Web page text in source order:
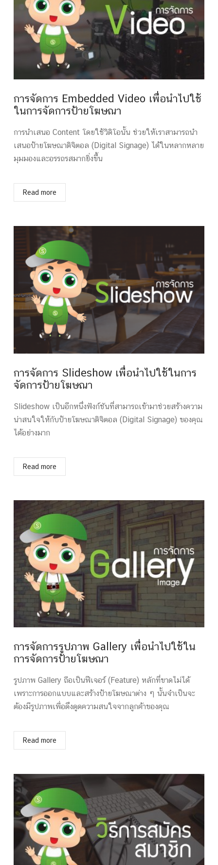
การจัดการ Embedded Video เพื่อนำไปใช้
ในการจัดการป้ายโฆษณา
การนำเสนอ Content โดยใช้วิดิโอนั้น ช่วยให้เราสามารถนำ
เสนอป้ายโฆษณาดิจิตอล (Digital Signage) ได้ในหลากหลาย
มุมมองและอรรถรสมากยิ่งขึ้น
Read more
การจัดการ Slideshow เพื่อนำไปใช้ในการ
จัดการป้ายโฆษณา
Slideshow เป็นอีกหนึ่งฟังก์ชันที่สามารถเข้ามาช่วยสร้างความ
น่าสนใจให้กับป้ายโฆษณาดิจิตอล (Digital Signage) ของคุณ
ได้อย่างมาก
Read more
การจัดการรูปภาพ Gallery เพื่อนำไปใช้ใน
การจัดการป้ายโฆษณา
รูปภาพ Gallery ถือเป็นฟีเจอร์​ (Feature) หลักที่ขาดไม่ได้
เพราะการออกแบบและสร้างป้ายโฆษณาต่าง ๆ นั้นจำเป็นจะ
ต้องมีรูปภาพเพื่อดึงดูดความสนใจจากลูกค้าของคุณ
Read more